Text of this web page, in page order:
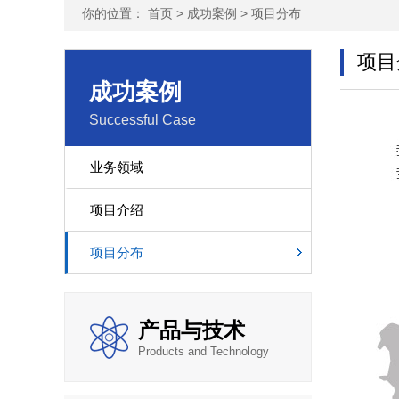
你的位置： 首页 > 成功案例 > 项目分布
成功案例
Successful Case
业务领域
项目介绍
项目分布
产品与技术
Products and Technology
项